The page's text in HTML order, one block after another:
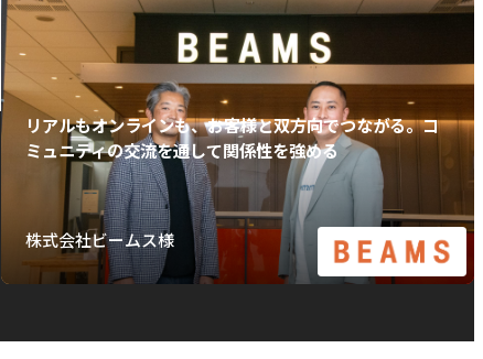
リアルもオンラインも、お客様と双方向でつながる。コ
ミュニティの交流を通して関係性を強める
株式会社ビームス様